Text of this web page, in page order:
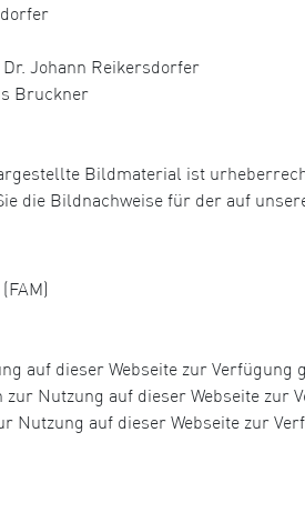
Johann Reikersdorfer
Bruckner
Bildmaterial ist
die Bildnachweise für der auf
auf dieser Webseite zur Verfügung
Nutzung auf dieser Webseite zur
Nutzung auf dieser Webseite zur